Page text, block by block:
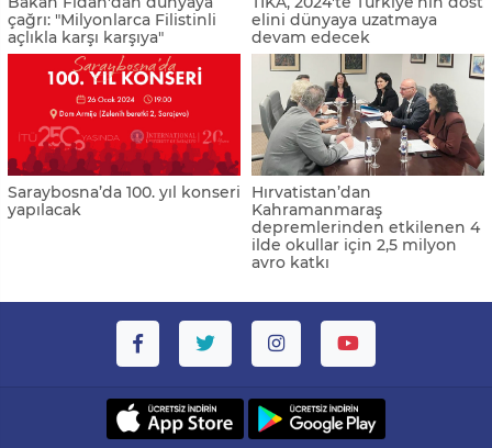
çağrı: "Milyonlarca Filistinli
açlıkla karşı karşıya"
elini dünyaya uzatmaya
devam edecek
Saraybosna’da 100. yıl konseri
yapılacak
Hırvatistan’dan
Kahramanmaraş
depremlerinden etkilenen 4
ilde okullar için 2,5 milyon
avro katkı